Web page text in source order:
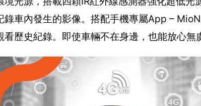
車內發生的影像。搭配手機專屬App –
歷史紀錄。即使車輛不在身邊，也能放心無